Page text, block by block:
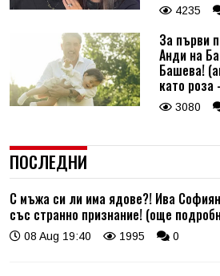
4235
За първи
Анди на
Башева!
като
3080
ПОСЛЕДНИ
С мъжа си ли има ядове?! Ива
със странно признание! (още
08 Aug 19:40 1995 0